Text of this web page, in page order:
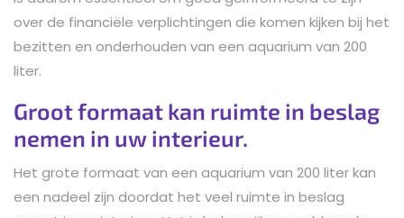
over de financiële verplichtingen die komen kijken bij het
bezitten en onderhouden van een aquarium van 200
liter.
Groot formaat kan ruimte in beslag
nemen in uw interieur.
Het grote formaat van een aquarium van 200 liter kan
een nadeel zijn doordat het veel ruimte in beslag